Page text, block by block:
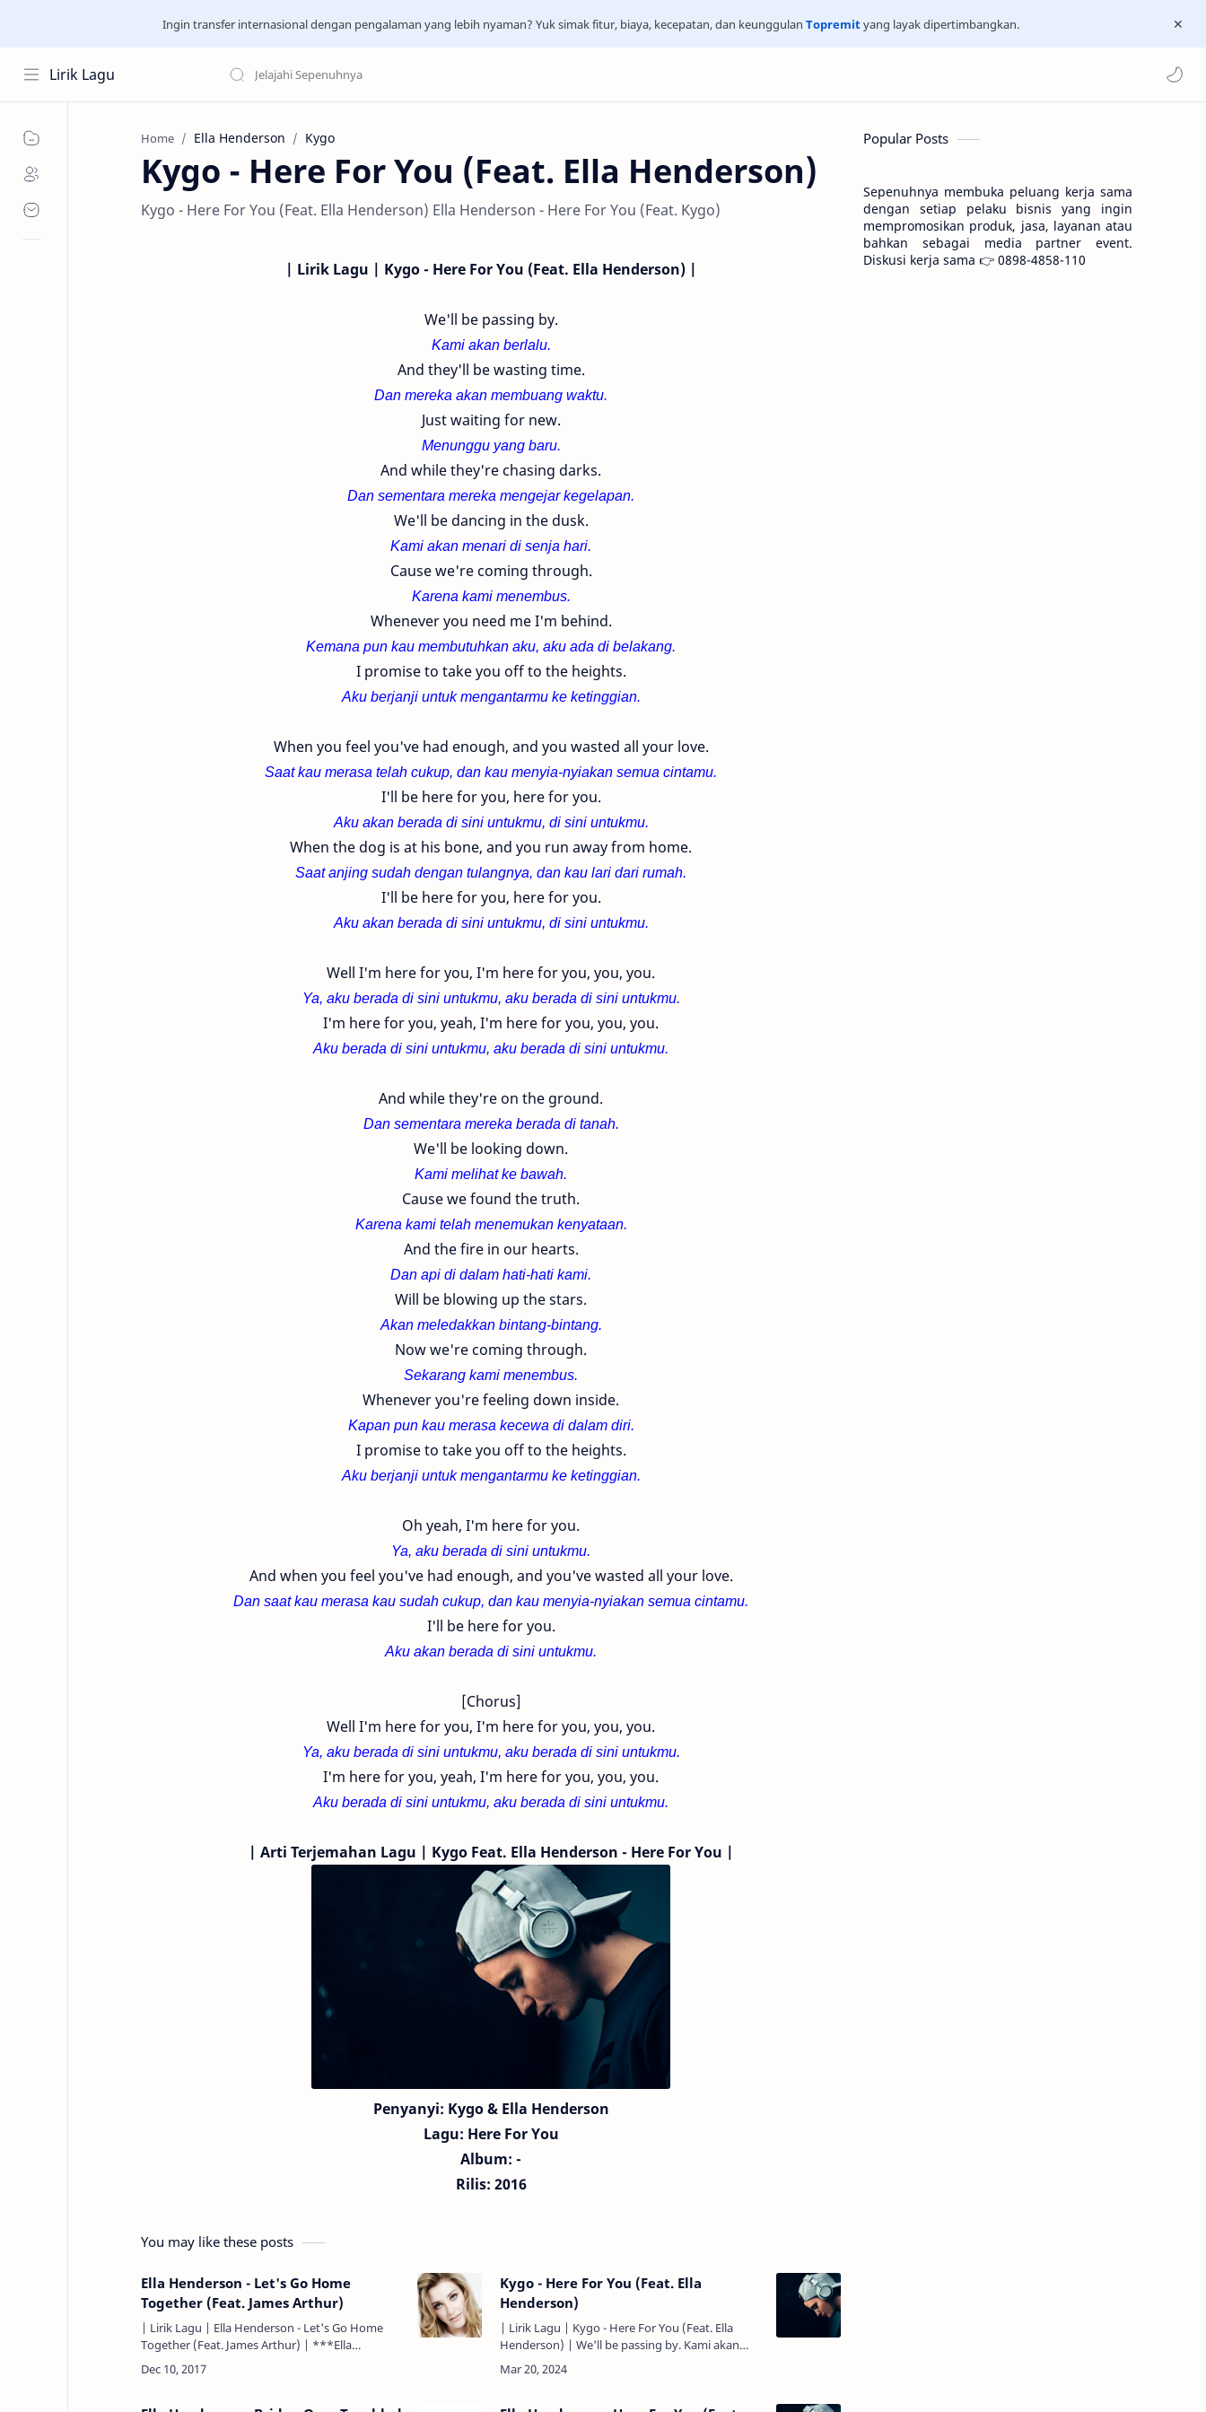
Ingin transfer internasional dengan pengalaman yang lebih nyaman? Yuk simak fitur, biaya, kecepatan, dan keunggulan Topremityang layak dipertimbangkan.
Lirik Lagu
Home Ella Henderson Kygo
Kygo - Here For You (Feat. Ella Henderson)
Kygo - Here For You (Feat. Ella Henderson) Ella Henderson - Here For You (Feat. Kygo)
| Lirik Lagu | Kygo - Here For You (Feat. Ella Henderson) |
We'll be passing by.
Kami akan berlalu.
And they'll be wasting time.
Dan mereka akan membuang waktu.
Just waiting for new.
Menunggu yang baru.
And while they're chasing darks.
Dan sementara mereka mengejar kegelapan.
We'll be dancing in the dusk.
Kami akan menari di senja hari.
Cause we're coming through.
Karena kami menembus.
Whenever you need me I'm behind.
Kemana pun kau membutuhkan aku, aku ada di belakang.
I promise to take you off to the heights.
Aku berjanji untuk mengantarmu ke ketinggian.
When you feel you've had enough, and you wasted all your love.
Saat kau merasa telah cukup, dan kau menyia-nyiakan semua cintamu.
I'll be here for you, here for you.
Aku akan berada di sini untukmu, di sini untukmu.
When the dog is at his bone, and you run away from home.
Saat anjing sudah dengan tulangnya, dan kau lari dari rumah.
I'll be here for you, here for you.
Aku akan berada di sini untukmu, di sini untukmu.
Well I'm here for you, I'm here for you, you, you.
Ya, aku berada di sini untukmu, aku berada di sini untukmu.
I'm here for you, yeah, I'm here for you, you, you.
Aku berada di sini untukmu, aku berada di sini untukmu.
And while they're on the ground.
Dan sementara mereka berada di tanah.
We'll be looking down.
Kami melihat ke bawah.
Cause we found the truth.
Karena kami telah menemukan kenyataan.
And the fire in our hearts.
Dan api di dalam hati-hati kami.
Will be blowing up the stars.
Akan meledakkan bintang-bintang.
Now we're coming through.
Sekarang kami menembus.
Whenever you're feeling down inside.
Kapan pun kau merasa kecewa di dalam diri.
I promise to take you off to the heights.
Aku berjanji untuk mengantarmu ke ketinggian.
Oh yeah, I'm here for you.
Ya, aku berada di sini untukmu.
And when you feel you've had enough, and you've wasted all your love.
Dan saat kau merasa kau sudah cukup, dan kau menyia-nyiakan semua cintamu.
I'll be here for you.
Aku akan berada di sini untukmu.
[Chorus]
Well I'm here for you, I'm here for you, you, you.
Ya, aku berada di sini untukmu, aku berada di sini untukmu.
I'm here for you, yeah, I'm here for you, you, you.
Aku berada di sini untukmu, aku berada di sini untukmu.
| Arti Terjemahan Lagu | Kygo Feat. Ella Henderson - Here For You |
Penyanyi: Kygo& Ella Henderson
Lagu: Here For You
Album: -
Rilis: 2016
You may like these posts
Ella Henderson - Let's Go Home
Together (Feat. James Arthur)
| Lirik Lagu | Ella Henderson - Let's Go Home
Together (Feat. James Arthur) | ***Ella
Henderson*** I'd never have given you a
second look. Aku tidak akan pernah m…
Kygo - Here For You (Feat. Ella
Henderson)
| Lirik Lagu | Kygo - Here For You (Feat. Ella
Henderson) | We'll be passing by. Kami akan
berlalu. And they'll be wasting time. Dan mereka
akan membuang waktu. J…
Popular Posts
Sepenuhnya membuka peluang kerja sama
dengan setiap pelaku bisnis yang ingin
mempromosikan produk, jasa, layanan atau
bahkan sebagai media partner event.
Diskusi kerja sama 👉 0898-4858-110